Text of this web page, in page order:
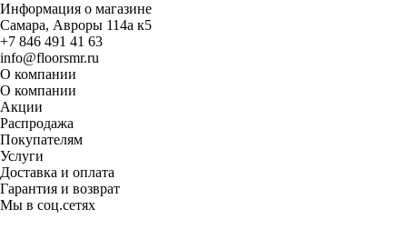
Информация о магазине
Самара, Авроры 114а к5
+7 846 491 41 63
info@floorsmr.ru
О компании
О компании
Акции
Распродажа
Покупателям
Услуги
Доставка и оплата
Гарантия и возврат
Мы в соц.сетях